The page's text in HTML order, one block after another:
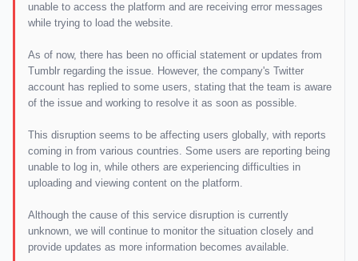
unable to access the platform and are receiving error messages
while trying to load the website.
As of now, there has been no official statement or updates from
Tumblr regarding the issue. However, the company's Twitter
account has replied to some users, stating that the team is aware
of the issue and working to resolve it as soon as possible.
This disruption seems to be affecting users globally, with reports
coming in from various countries. Some users are reporting being
unable to log in, while others are experiencing difficulties in
uploading and viewing content on the platform.
Although the cause of this service disruption is currently
unknown, we will continue to monitor the situation closely and
provide updates as more information becomes available.